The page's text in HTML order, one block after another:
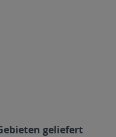
geliefert